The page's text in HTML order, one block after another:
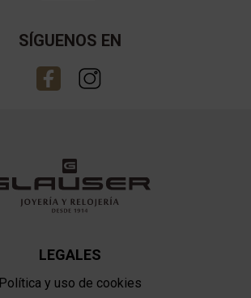
SÍGUENOS EN
LEGALES
Política y uso de cookies